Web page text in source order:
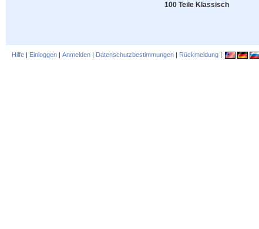
100 Teile Klassisch
Hilfe | Einloggen | Anmelden | Datenschutzbestimmungen | Rückmeldung |